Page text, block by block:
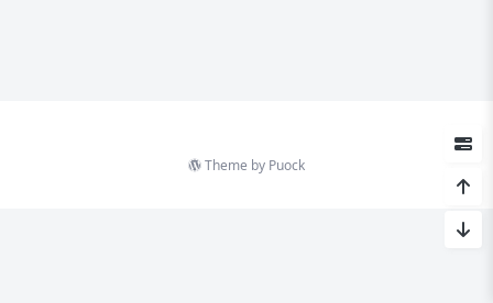
Theme by Puock